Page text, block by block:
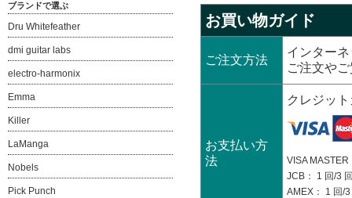
お買い物ガイド
ご注文方法
インター
ご注文や
お支払い方
法
クレジッ
VISA
JCB： 1 回/3
AMEX： 1 回/
ブランドで選ぶ
Dru Whitefeather
dmi guitar labs
electro-harmonix
Emma
Killer
LaManga
Nobels
Pick Punch